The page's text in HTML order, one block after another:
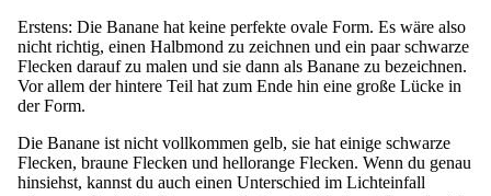
Erstens: Die Banane hat keine perfekte ovale Form. Es wäre also
nicht richtig, einen Halbmond zu zeichnen und ein paar schwarze
Flecken darauf zu malen und sie dann als Banane zu bezeichnen.
Vor allem der hintere Teil hat zum Ende hin eine große Lücke in
der Form.
Die Banane ist nicht vollkommen gelb, sie hat einige schwarze
Flecken, braune Flecken und hellorange Flecken. Wenn du genau
hinsiehst, kannst du auch einen Unterschied im Lichteinfall